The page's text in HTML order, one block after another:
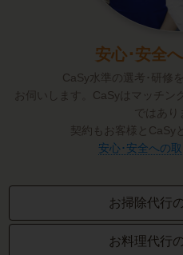
安心･安全
CaSy⽔準の選考･研修
お伺いします。CaSyはマッチン
ではあり
契約もお客様とCaSy
安心･安全への
お掃除代行
お料理代行